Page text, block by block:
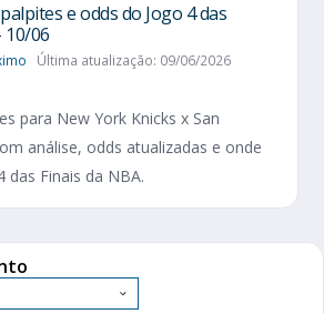
e odds do Jogo 4 das
10/06
Última atualização: 09/06/2026
para New York Knicks x San
análise, odds atualizadas e onde
das Finais da NBA.